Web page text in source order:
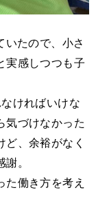
いたので、小さ
実感しつつも子
ければいけな
気づけなかった
、余裕がなく
。
働き方を考え